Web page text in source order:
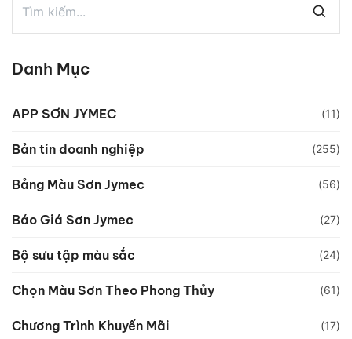
Danh Mục
APP SƠN JYMEC (11)
Bản tin doanh nghiệp (255)
Bảng Màu Sơn Jymec (56)
Báo Giá Sơn Jymec (27)
Bộ sưu tập màu sắc (24)
Chọn Màu Sơn Theo Phong Thủy (61)
Chương Trình Khuyến Mãi (17)